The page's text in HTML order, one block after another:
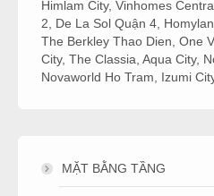
Himlam City, Vinhomes
2
De La Sol Quận 4
The Berkley Thao Dien One
City, The Classia Aqua City,
Novaworld Ho Tram
Izumi
MẶT BẰNG TẦNG